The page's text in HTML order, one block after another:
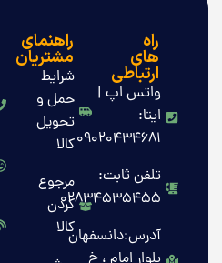
راه
های
ارتباطی
واتس اپ |
ایتا:
09020434681
تلفن ثابت:
02834535455
آدرس:دانسفهان
راهنمای
مشتریان
شرایط
حمل و
تحویل
کالا
مرجوع
کردن
کالا